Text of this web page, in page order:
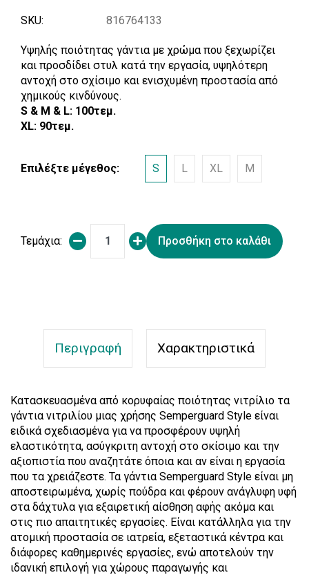
SKU: 816764133
Υψηλής ποιότητας γάντια με χρώμα που ξεχωρίζει
και προσδίδει στυλ κατά την εργασία, υψηλότερη
αντοχή στο σχίσιμο και ενισχυμένη προστασία από
χημικούς κινδύνους.
S & M & L: 100τεμ.
XL: 90τεμ.
Επιλέξτε μέγεθος: S L XL M
Τεμάχια: Προσθήκη στο καλάθι
Περιγραφή Χαρακτηριστικά
Κατασκευασμένα από κορυφαίας ποιότητας νιτρίλιο τα
γάντια νιτριλίου μιας χρήσης Semperguard Style είναι
ειδικά σχεδιασμένα για να προσφέρουν υψηλή
ελαστικότητα, ασύγκριτη αντοχή στο σκίσιμο και την
αξιοπιστία που αναζητάτε όποια και αν είναι η εργασία
που τα χρειάζεστε. Τα γάντια Semperguard Style είναι μη
αποστειρωμένα, χωρίς πούδρα και φέρουν ανάγλυφη υφή
στα δάχτυλα για εξαιρετική αίσθηση αφής ακόμα και
στις πιο απαιτητικές εργασίες. Είναι κατάλληλα για την
ατομική προστασία σε ιατρεία, εξεταστικά κέντρα και
διάφορες καθημερινές εργασίες, ενώ αποτελούν την
ιδανική επιλογή για χώρους παραγωγής και